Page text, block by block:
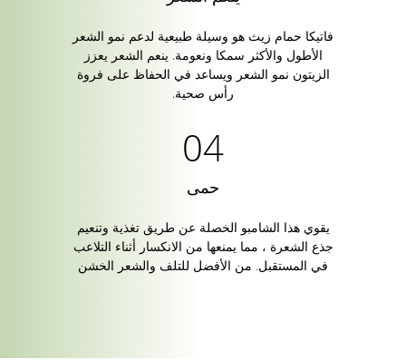
فاتيكا حمام زيث هو وسيلة طبيعية لدعم نمو الشعر
الأطول والأكثر سمكا ونعومة. ينعم الشعر يعزز
الزيتون نمو الشعر ويساعد في الحفاظ على فروة
رأس صحية.
حمى
يقوي هذا الشامبو الخصلة عن طريق تغذية وتنعيم
جذع الشعرة ، مما يمنعها من الانكسار أثناء التلاعب
في المستقبل. من الأفضل للتلف والشعر الخشن